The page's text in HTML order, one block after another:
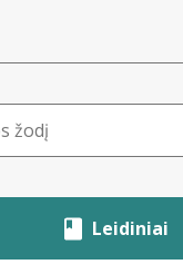
Leidiniai